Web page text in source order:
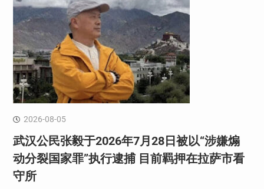
2026-08-05
武汉公民张毅于2026年7月28日被以“涉嫌煽
动分裂国家罪”执行逮捕 目前羁押在拉萨市看
守所